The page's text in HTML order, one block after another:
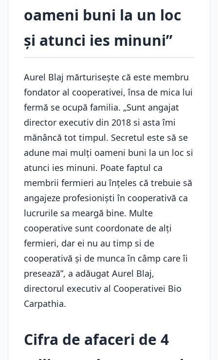
oameni buni la un loc
și atunci ies minuni”
Aurel Blaj mărturisește că este membru
fondator al cooperativei, însa de mica lui
fermă se ocupă familia. „Sunt angajat
director executiv din 2018 si asta îmi
mănâncă tot timpul. Secretul este să se
adune mai mulți oameni buni la un loc si
atunci ies minuni. Poate faptul ca
membrii fermieri au înțeles că trebuie să
angajeze profesioniști în cooperativă ca
lucrurile sa meargă bine. Multe
cooperative sunt coordonate de alți
fermieri, dar ei nu au timp si de
cooperativă și de munca în câmp care îi
presează”, a adăugat Aurel Blaj,
directorul executiv al Cooperativei Bio
Carpathia.
Cifra de afaceri de 4